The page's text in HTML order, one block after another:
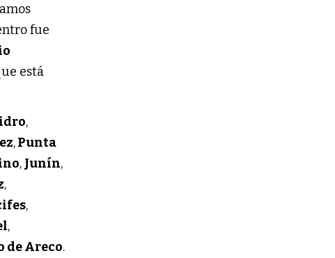
fue
está
,
,Punta
, Junín,
,
,
,
de Areco.